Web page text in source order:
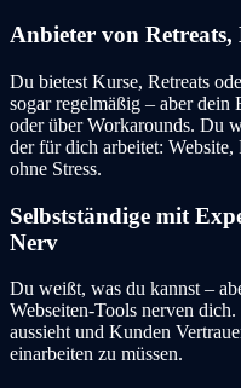
Anbieter von
Du bietest Kurse, Retreats
sogar regelmäßig – aber dein
oder über Workarounds. Du
der für dich arbeitet:
ohne Stress.
Selbstständige mit
Nerv
Du weißt, was du kannst –
Webseiten-Tools nerven
aussieht und Kunden
einarbeiten zu müssen.